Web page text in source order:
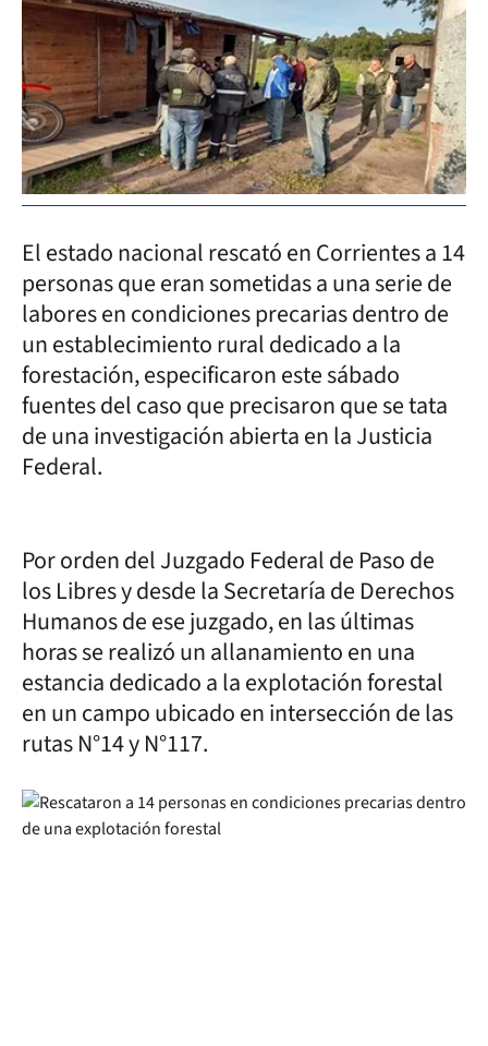
El estado nacional rescató en Corrientes a 14
personas que eran sometidas a una serie de
labores en condiciones precarias dentro de
un establecimiento rural dedicado a la
forestación, especificaron este sábado
fuentes del caso que precisaron que se tata
de una investigación abierta en la Justicia
Federal.
Por orden del Juzgado Federal de Paso de
los Libres y desde la Secretaría de Derechos
Humanos de ese juzgado, en las últimas
horas se realizó un allanamiento en una
estancia dedicado a la explotación forestal
en un campo ubicado en intersección de las
rutas N°14 y N°117.